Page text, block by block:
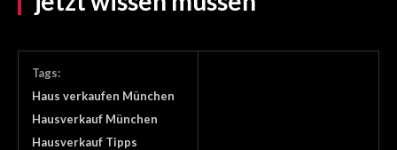
Tags:
Haus verkaufen München
Hausverkauf München
Hausverkauf Tipps